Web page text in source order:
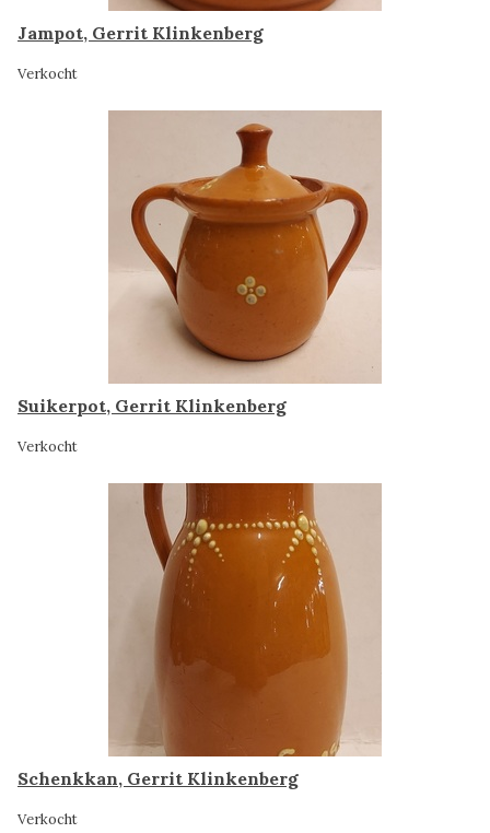
Jampot, Gerrit Klinkenberg
Verkocht
Suikerpot, Gerrit Klinkenberg
Verkocht
Schenkkan, Gerrit Klinkenberg
Verkocht